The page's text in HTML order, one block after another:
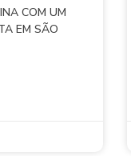
COM UM
EM SÃO